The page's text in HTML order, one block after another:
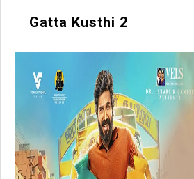
Gatta Kusthi 2